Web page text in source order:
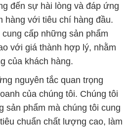
đến sự hài lòng và đáp ứng
hàng với tiêu chí hàng đầu.
cấp những sản phẩm
với giá thành hợp lý, nhằm
của khách hàng.
nguyên tắc quan trọng
của chúng tôi. Chúng tôi
sản phẩm mà chúng tôi cung
chuẩn chất lượng cao, làm